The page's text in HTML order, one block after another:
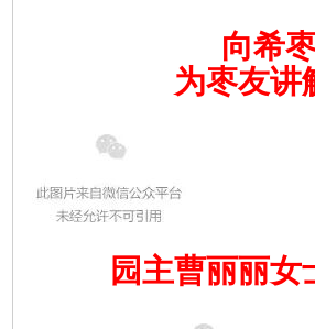
向希
为枣友讲
园主曹丽丽